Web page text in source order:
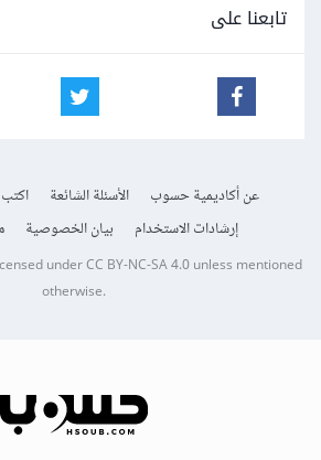
تابعنا على
عن أكاديمية حسوب الأسئلة الشائعة اكتب
إرشادات الاستخدام
بيان الخصوصية
underCC BY-NC-SA 4.0unless mentioned
otherwise.